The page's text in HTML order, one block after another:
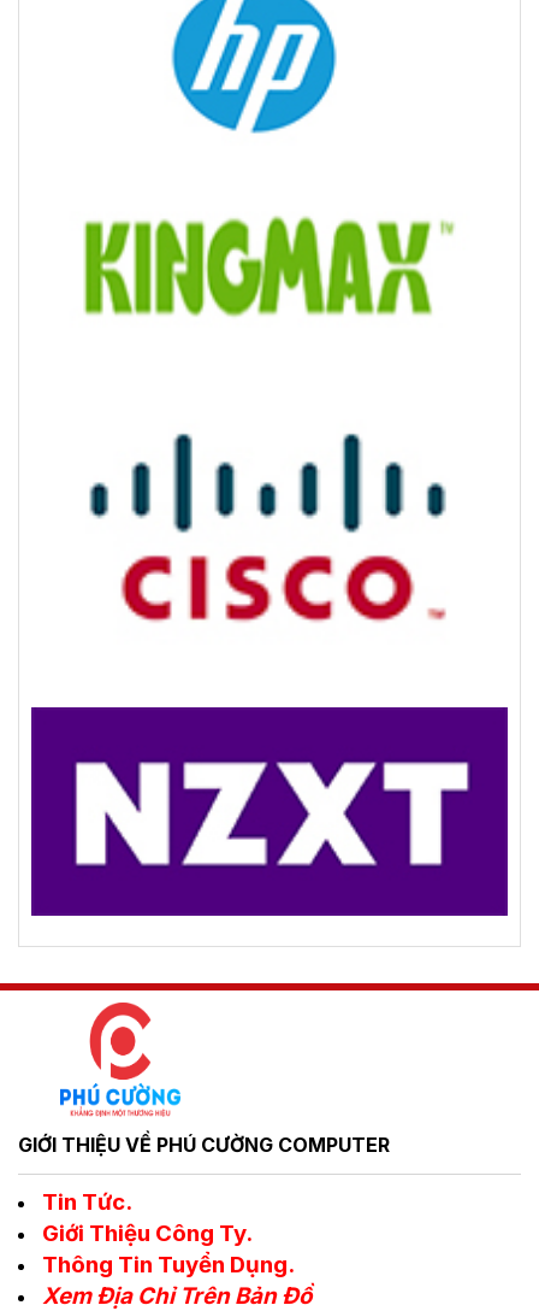
GIỚI THIỆU VỀ PHÚ CƯỜNG COMPUTER
Tin Tức.
Giới Thiệu Công Ty.
Thông Tin Tuyển Dụng.
Xem Địa Chỉ Trên Bản Đồ